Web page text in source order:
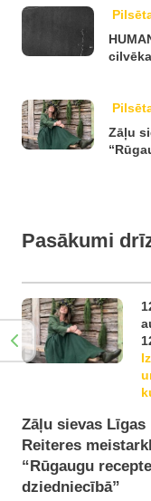
Zāļu
Pasākumi
Zāļu sievas Līgas
Reiteres
“Rūgaugu
dziedniecībā”